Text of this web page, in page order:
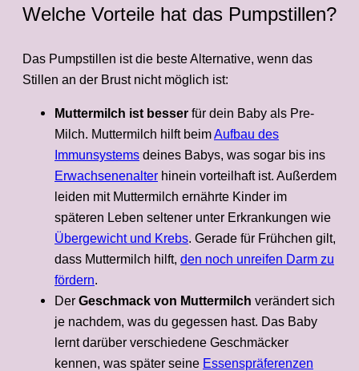
Welche Vorteile hat das Pumpstillen?
Das Pumpstillen ist die beste Alternative, wenn das
Stillen an der Brust nicht möglich ist:
Muttermilch ist besser für dein Baby als Pre-
Milch. Muttermilch hilft beimAufbau des
Immunsystems deines Babys, was sogar bis ins
Erwachsenenalter hinein vorteilhaft ist. Außerdem
leiden mit Muttermilch ernährte Kinder im
späteren Leben seltener unter Erkrankungen wie
Übergewicht und Krebs. Gerade für Frühchen gilt,
dass Muttermilch hilft, den noch unreifen Darm zu
fördern.
Der Geschmack von Muttermilch verändert sich
je nachdem, was du gegessen hast. Das Baby
lernt darüber verschiedene Geschmäcker
kennen, was später seine Essenspräferenzen